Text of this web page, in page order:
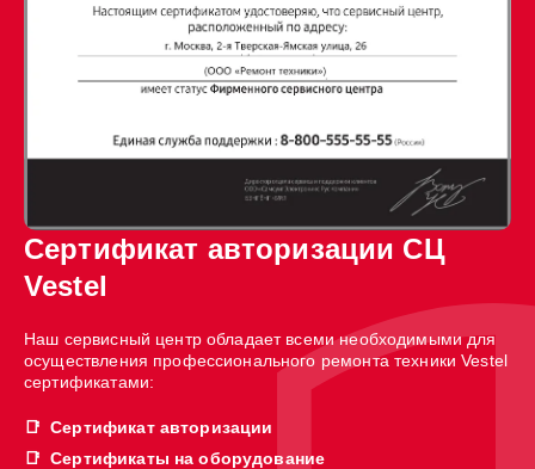
Сертификат авторизации СЦ
Vestel
Наш сервисный центр обладает всеми необходимыми для
осуществления профессионального ремонта техники Vestel
сертификатами:
Сертификат авторизации
Сертификаты на оборудование